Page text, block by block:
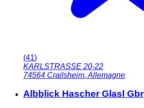
(41)
KARLSTRASSE 20-22
74564 Crailsheim, Allemagne
Albblick Hascher Glasl Gbr